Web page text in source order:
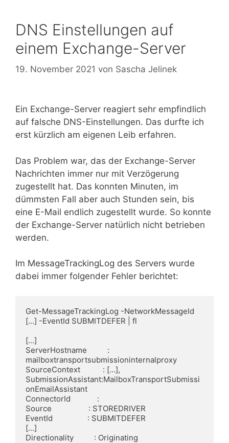
DNS Einstellungen auf
einem Exchange-Server
19. November 2021 von Sascha Jelinek
Ein Exchange-Server reagiert sehr empfindlich
auf falsche DNS-Einstellungen. Das durfte ich
erst kürzlich am eigenen Leib erfahren.
Das Problem war, das der Exchange-Server
Nachrichten immer nur mit Verzögerung
zugestellt hat. Das konnten Minuten, im
dümmsten Fall aber auch Stunden sein, bis
eine E-Mail endlich zugestellt wurde. So konnte
der Exchange-Server natürlich nicht betrieben
werden.
Im MessageTrackingLog des Servers wurde
dabei immer folgender Fehler berichtet:
Get-MessageTrackingLog -NetworkMessageId
[...] -EventId SUBMITDEFER | fl
[...]
ServerHostname          :
mailboxtransportsubmissioninternalproxy
SourceContext           : [...],
SubmissionAssistant:MailboxTransportSubmissi
onEmailAssistant
ConnectorId             :
Source                  : STOREDRIVER
EventId                 : SUBMITDEFER
[...]
Directionality          : Originating